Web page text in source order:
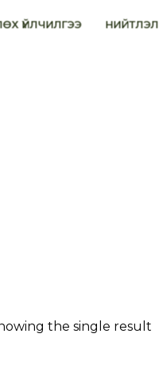
ҮЙЛЧИЛГЭЭ НИЙТЛЭЛ
the single result